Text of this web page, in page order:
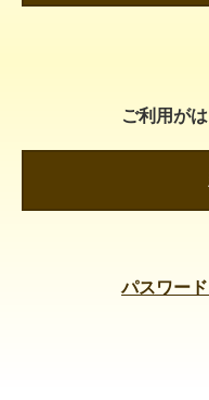
ご利用が
パスワー